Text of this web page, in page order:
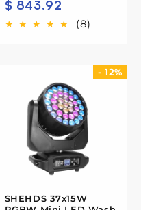
Preis
$ 843.92
(8)
- 12%
SHEHDS 37x15W